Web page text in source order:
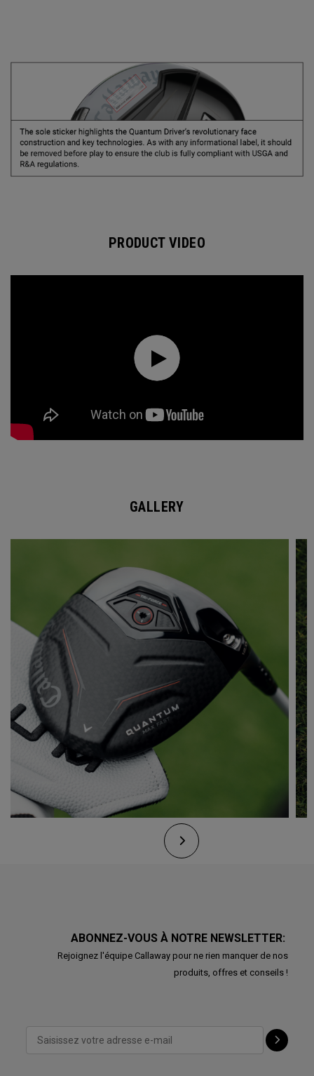
PRODUCT VIDEO
GALLERY
ABONNEZ-VOUS À NOTRE NEWSLETTER:
Rejoignez l'équipe Callaway pour ne rien manquer de nos
produits, offres et conseils !